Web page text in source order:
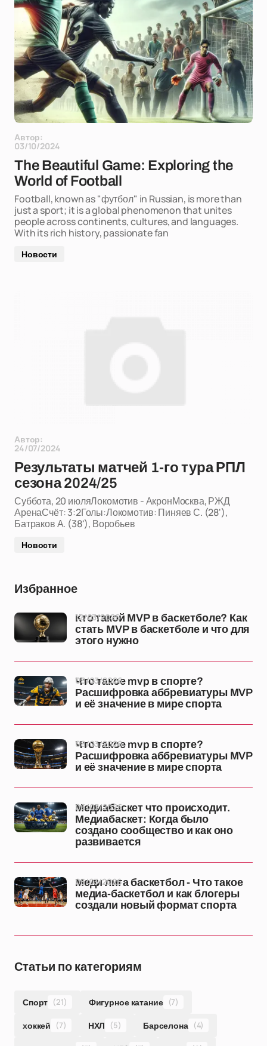
Автор:
03/10/2024
The Beautiful Game: Exploring the
World of Football
Football, known as "футбол" in Russian, is more than
just a sport; it is a global phenomenon that unites
people across continents, cultures, and languages.
With its rich history, passionate fan
Новости
Автор:
24/07/2024
Результаты матчей 1-го тура РПЛ
сезона 2024/25
Суббота, 20 июляЛокомотив - АкронМосква, РЖД
АренаСчёт: 3:2Голы:Локомотив: Пиняев С. (28'),
Батраков А. (38'), Воробьев
Новости
Избранное
Кто такой MVP в баскетболе? Как
стать MVP в баскетболе и что для
этого нужно
12/03/2026
Что такое mvp в спорте?
Расшифровка аббревиатуры MVP
и её значение в мире спорта
08/03/2026
Что такое mvp в спорте?
Расшифровка аббревиатуры MVP
и её значение в мире спорта
08/03/2026
Медиабаскет что происходит.
Медиабаскет: Когда было
создано сообщество и как оно
развивается
06/03/2026
Меди лига баскетбол - Что такое
медиа-баскетбол и как блогеры
создали новый формат спорта
05/03/2026
Статьи по категориям
Спорт (21) Фигурное катание (7)
хоккей (7) НХЛ (5) Барселона (4)